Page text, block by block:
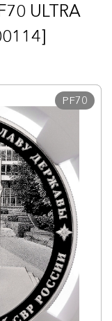
ULTRA
PF70